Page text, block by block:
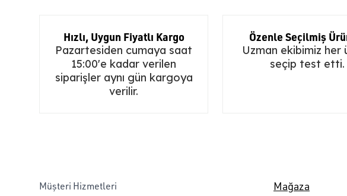
Hızlı, Uygun Fiyatlı Kargo
Pazartesiden cumaya saat
15:00'e kadar verilen
siparişler aynı gün kargoya
verilir.
Özenle Seçilmiş
Uzman ekibimiz her
seçip test etti.
Müşteri Hizmetleri
Mağaza